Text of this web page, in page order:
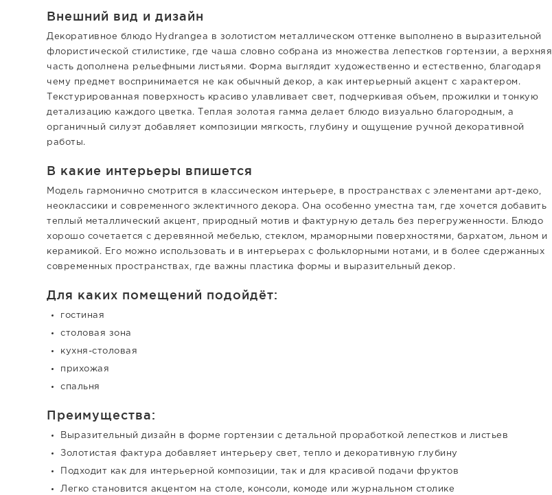
Внешний вид и дизайн
Декоративное блюдо Hydrangea в золотистом металлическом оттенке выполнено в выразительной
флористической стилистике, где чаша словно собрана из множества лепестков гортензии, а верхняя
часть дополнена рельефными листьями. Форма выглядит художественно и естественно, благодаря
чему предмет воспринимается не как обычный декор, а как интерьерный акцент с характером.
Текстурированная поверхность красиво улавливает свет, подчеркивая объем, прожилки и тонкую
детализацию каждого цветка. Теплая золотая гамма делает блюдо визуально благородным, а
органичный силуэт добавляет композиции мягкость, глубину и ощущение ручной декоративной
работы.
В какие интерьеры впишется
Модель гармонично смотрится в классическом интерьере, в пространствах с элементами арт-деко,
неоклассики и современного эклектичного декора. Она особенно уместна там, где хочется добавить
теплый металлический акцент, природный мотив и фактурную деталь без перегруженности. Блюдо
хорошо сочетается с деревянной мебелью, стеклом, мраморными поверхностями, бархатом, льном и
керамикой. Его можно использовать и в интерьерах с фольклорными нотами, и в более сдержанных
современных пространствах, где важны пластика формы и выразительный декор.
Для каких помещений подойдёт:
гостиная
столовая зона
кухня-столовая
прихожая
спальня
Преимущества:
Выразительный дизайн в форме гортензии с детальной проработкой лепестков и листьев
Золотистая фактура добавляет интерьеру свет, тепло и декоративную глубину
Подходит как для интерьерной композиции, так и для красивой подачи фруктов
Легко становится акцентом на столе, консоли, комоде или журнальном столике